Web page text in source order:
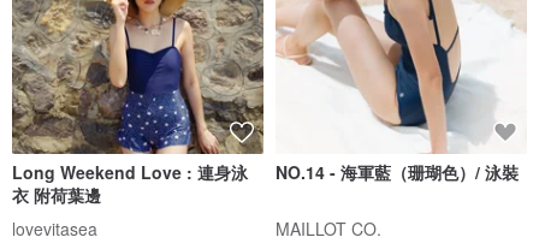
Long Weekend Love : 連身泳
衣 附荷葉邊
lovevitasea
NO.14 - 海軍藍（珊瑚色）/ 泳裝
MAILLOT CO.